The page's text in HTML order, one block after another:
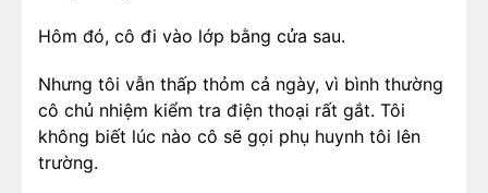
Hôm đó, cô đi vào lớp bằng cửa sau.
Nhưng tôi vẫn thấp thỏm cả ngày, vì bình thường
cô chủ nhiệm kiểm tra điện thoại rất gắt. Tôi
không biết lúc nào cô sẽ gọi phụ huynh tôi lên
trường.